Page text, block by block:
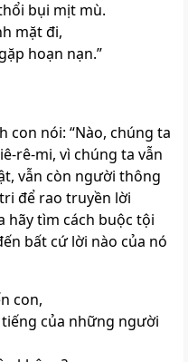
bụi mịt mù.
mặt đi,
hoạn nạn.”
nói: “Nào, chúng ta
rê-mi, vì chúng ta vẫn
vẫn còn người thông
để rao truyền lời
hãy tìm cách buộc tội
bất cứ lời nào của nó
con,
của những người